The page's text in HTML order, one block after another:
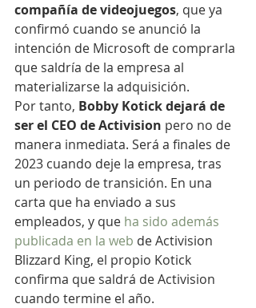
compañía de videojuegos, que ya
confirmó cuando se anunció la
intención de Microsoft de comprarla
que saldría de la empresa al
materializarse la adquisición.
Por tanto, Bobby Kotick dejará de
ser el CEO de Activision pero no de
manera inmediata. Será a finales de
2023 cuando deje la empresa, tras
un periodo de transición. En una
carta que ha enviado a sus
empleados, y que ha sido además
publicada en la web de Activision
Blizzard King, el propio Kotick
confirma que saldrá de Activision
cuando termine el año.